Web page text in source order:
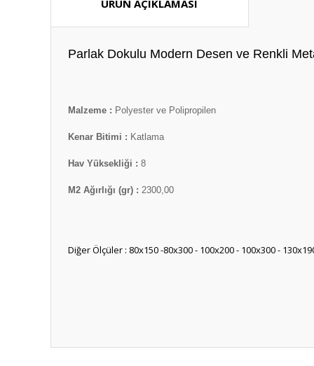
ÜRÜN AÇIKLAMASI
Parlak Dokulu Modern Desen ve Renkli
Malzeme : Polyester ve Polipropilen
Kenar Bitimi : Katlama
Hav Yüksekliği : 8
M2 Ağırlığı (gr) : 2300,00
Diğer Ölçüler : 80x150 -80x300 - 100x200 - 100x300 -